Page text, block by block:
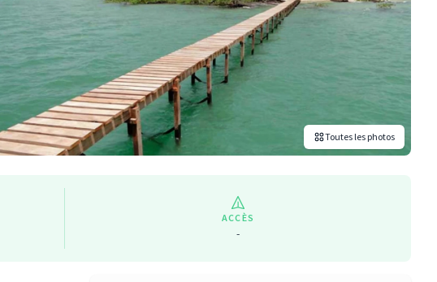
Toutes les photos
ACCÈS
-